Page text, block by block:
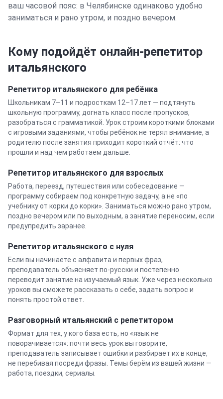
ваш часовой пояс: в Челябинске одинаково удобно
заниматься и рано утром, и поздно вечером.
Кому подойдёт онлайн-репетитор
итальянского
Репетитор итальянского для ребёнка
Школьникам 7–11 и подросткам 12–17 лет — подтянуть
школьную программу, догнать класс после пропусков,
разобраться с грамматикой. Урок строим короткими блоками
с игровыми заданиями, чтобы ребёнок не терял внимание, а
родителю после занятия приходит короткий отчёт: что
прошли и над чем работаем дальше.
Репетитор итальянского для взрослых
Работа, переезд, путешествия или собеседование —
программу собираем под конкретную задачу, а не «по
учебнику от корки до корки». Заниматься можно рано утром,
поздно вечером или по выходным, а занятие переносим, если
предупредить заранее.
Репетитор итальянского с нуля
Если вы начинаете с алфавита и первых фраз,
преподаватель объясняет по-русски и постепенно
переводит занятие на изучаемый язык. Уже через несколько
уроков вы сможете рассказать о себе, задать вопрос и
понять простой ответ.
Разговорный итальянский с репетитором
Формат для тех, у кого база есть, но «язык не
поворачивается»: почти весь урок вы говорите,
преподаватель записывает ошибки и разбирает их в конце,
не перебивая посреди фразы. Темы берём из вашей жизни —
работа, поездки, сериалы.